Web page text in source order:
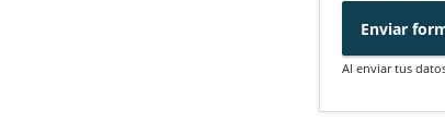
Enviar
Al enviar tus